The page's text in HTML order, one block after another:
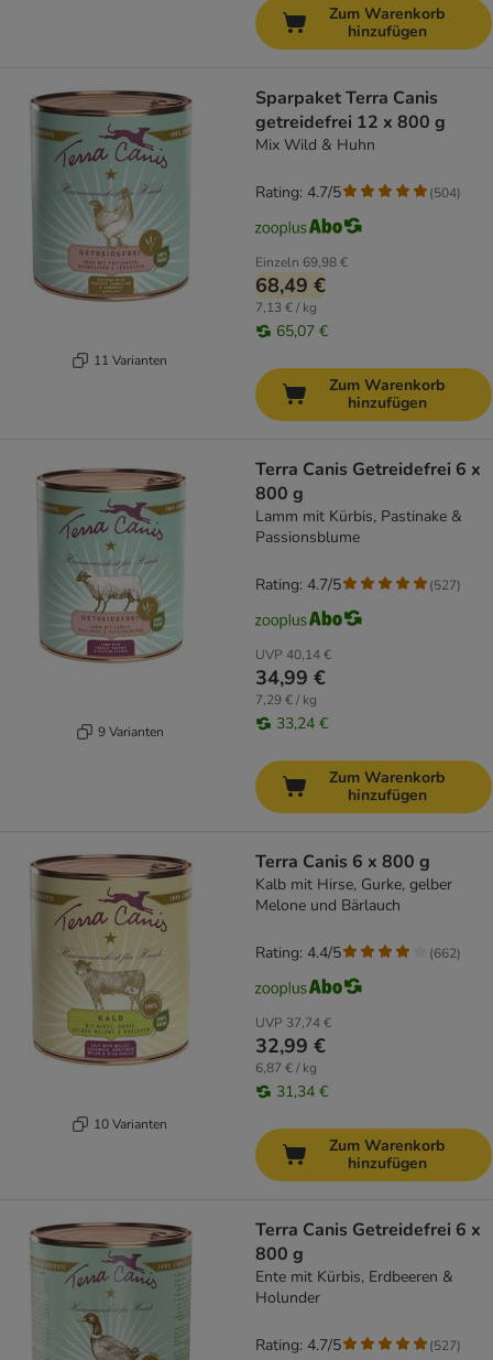
Zum Warenkorb
hinzufügen
11 Varianten
Sparpaket Terra Canis
getreidefrei 12 x 800 g
Mix Wild & Huhn
Einzeln 69,98 €
68,49 €
7,13 € / kg
65,07 €
Rating: 4.7/5 (504)
Zum Warenkorb
hinzufügen
9 Varianten
Terra Canis Getreidefrei 6 x
800 g
Lamm mit Kürbis, Pastinake &
Passionsblume
UVP 40,14 €
34,99 €
7,29 € / kg
33,24 €
Rating: 4.7/5 (527)
Zum Warenkorb
hinzufügen
10 Varianten
Terra Canis 6 x 800 g
Kalb mit Hirse, Gurke, gelber
Melone und Bärlauch
UVP 37,74 €
32,99 €
6,87 € / kg
31,34 €
Rating: 4.4/5 (662)
Zum Warenkorb
hinzufügen
Terra Canis Getreidefrei 6 x
800 g
Ente mit Kürbis, Erdbeeren &
Holunder
Rating: 4.7/5 (527)